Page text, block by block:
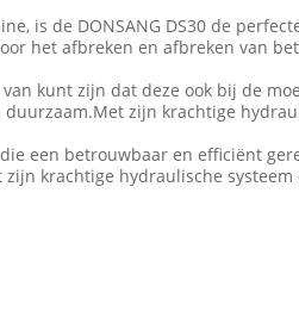
is de DONSANG DS30 de
het afbreken en afbreken van
kunt zijn dat deze ook bij de
zijn krachtige
een betrouwbaar en efficiënt
krachtige hydraulische